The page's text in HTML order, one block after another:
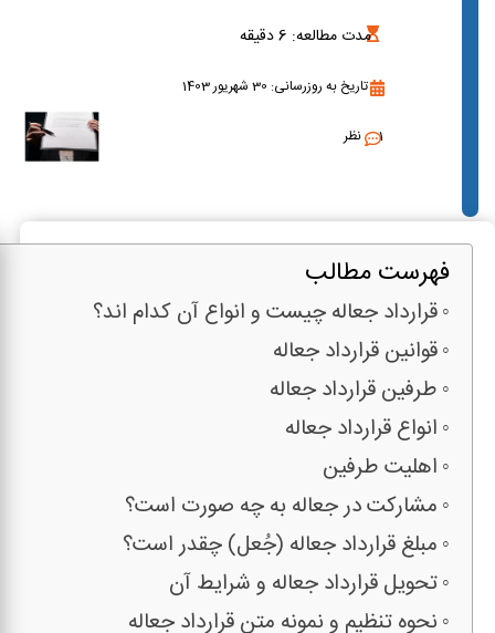
مدت مطالعه: 6دقیقه
تاریخ به روزرسانی: 30 شهریور 1403
1 نظر
فهرست مطالب
قرارداد جعاله چیست و انواع آن کدام اند؟
قوانین قرارداد جعاله
طرفین قرارداد جعاله
انواع قرارداد جعاله
اهلیت طرفین
مشارکت در جعاله به چه صورت است؟
مبلغ قرارداد جعاله (جُعل) چقدر است؟
تحویل قرارداد جعاله و شرایط آن
نحوه تنظیم و نمونه متن قرارداد جعاله